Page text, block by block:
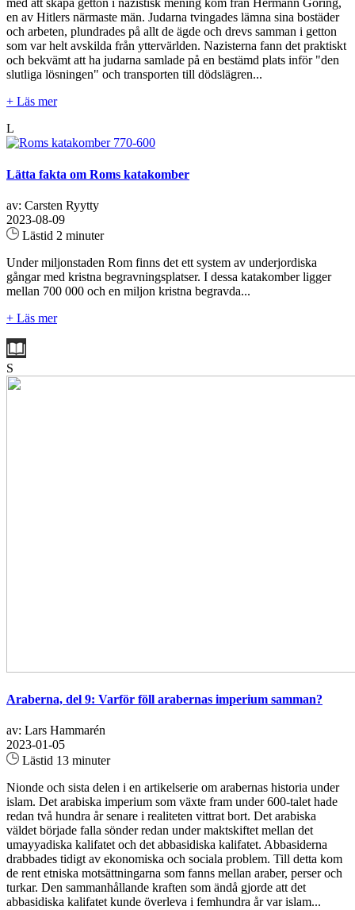
med att skapa getton i nazistisk mening kom från Hermann Göring,
en av Hitlers närmaste män. Judarna tvingades lämna sina bostäder
och arbeten, plundrades på allt de ägde och drevs samman i getton
som var helt avskilda från yttervärlden. Nazisterna fann det praktiskt
och bekvämt att ha judarna samlade på en bestämd plats inför "den
slutliga lösningen" och transporten till dödslägren...
+ Läs mer
L
Lätta fakta om Roms katakomber
av: Carsten Ryytty
2023-08-09
Lästid 2 minuter
Under miljonstaden Rom finns det ett system av underjordiska
gångar med kristna begravningsplatser. I dessa katakomber ligger
mellan 700 000 och en miljon kristna begravda...
+ Läs mer
S
Araberna, del 9: Varför föll arabernas imperium samman?
av: Lars Hammarén
2023-01-05
Lästid 13 minuter
Nionde och sista delen i en artikelserie om arabernas historia under
islam. Det arabiska imperium som växte fram under 600-talet hade
redan två hundra år senare i realiteten vittrat bort. Det arabiska
väldet började falla sönder redan under maktskiftet mellan det
umayyadiska kalifatet och det abbasidiska kalifatet. Abbasiderna
drabbades tidigt av ekonomiska och sociala problem. Till detta kom
de rent etniska motsättningarna som fanns mellan araber, perser och
turkar. Den sammanhållande kraften som ändå gjorde att det
abbasidiska kalifatet kunde överleva i femhundra år var islam...